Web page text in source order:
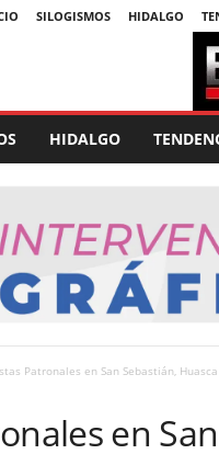
SILOGISMOS HIDALGO
HIDALGO
Patronales en San Sebastián, Huasca
en